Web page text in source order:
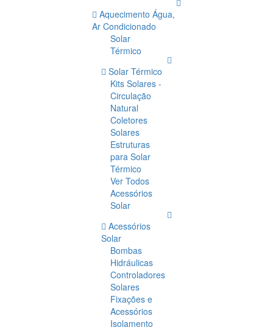
Aquecimento Água,
Ar Condicionado
Solar
Térmico
Solar Térmico
Kits Solares -
Circulação
Natural
Coletores
Solares
Estruturas
para Solar
Térmico
Ver Todos
Acessórios
Solar
Acessórios
Solar
Bombas
Hidráulicas
Controladores
Solares
Fixações e
Acessórios
Isolamento